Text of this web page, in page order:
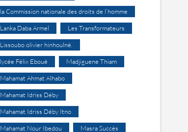
la Commission nationale des droits de l’homme
Lanka Daba Armel Les Transformateurs
Lissoubo olivier hinhoulné.
lycée Félix Eboué Madjiguene Thiam
Mahamat Ahmat Alhabo
Mahamat Idriss Déby
Mahamat Idriss Déby Itno
Mahamat Nour Ibedou Masra Succès